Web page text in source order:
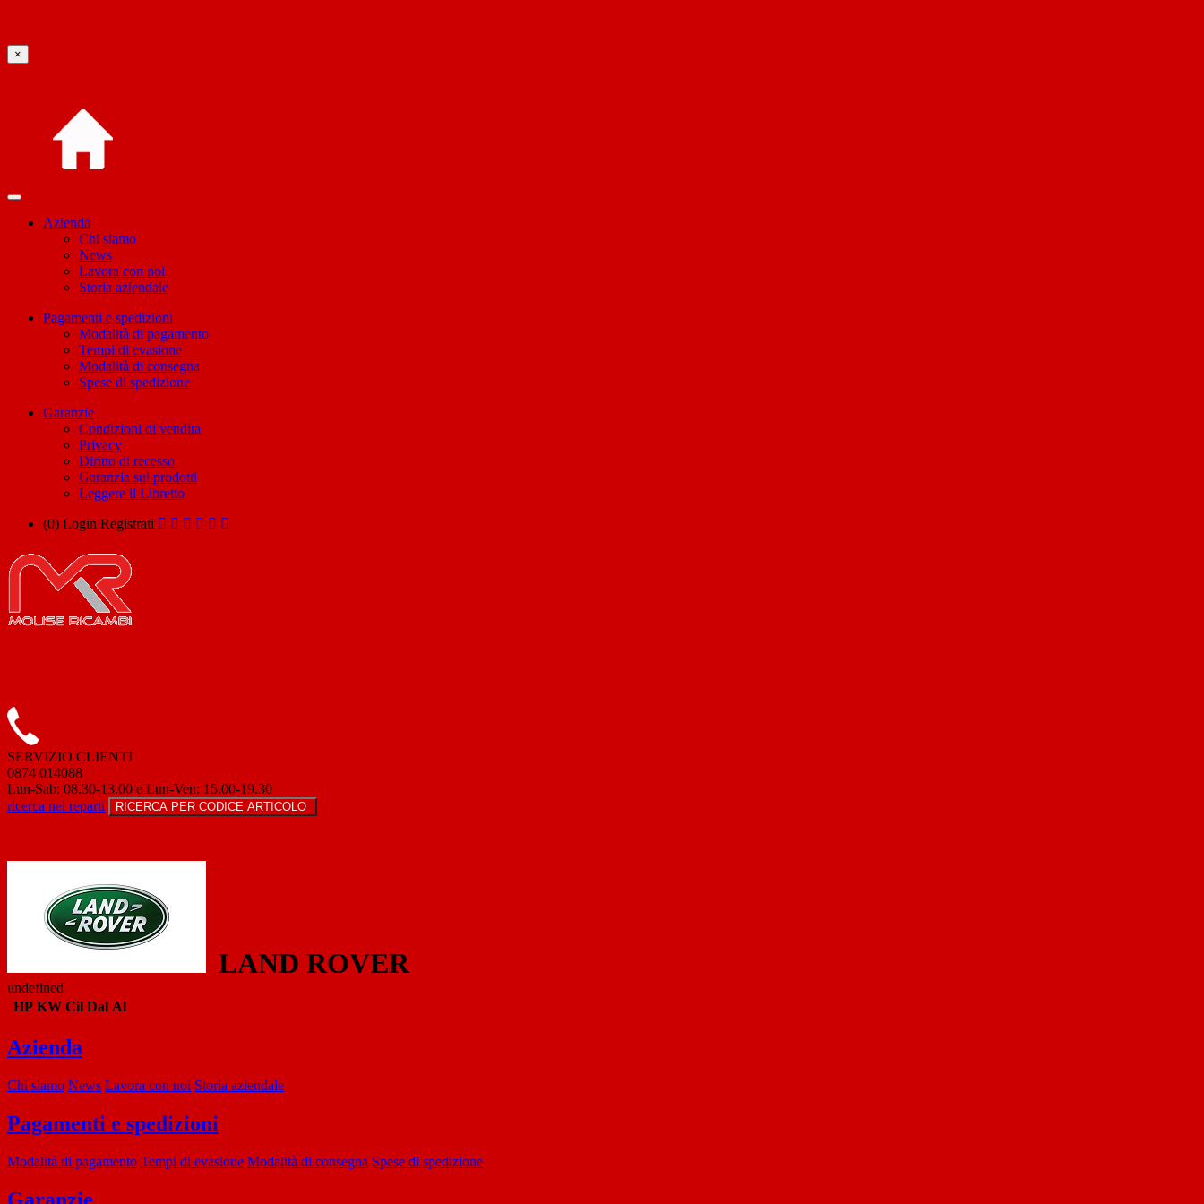
×
Azienda
Chi siamo
News
Lavora con noi
Storia aziendale
Pagamenti e spedizioni
Modalità di pagamento
Tempi di evasione
Modalità di consegna
Spese di spedizione
Garanzie
Condizioni di vendita
Privacy
Diritto di recesso
Garanzia sui prodotti
Leggere il Libretto
(0) Login Registrati
SERVIZIO CLIENTI
0874 014088
Lun-Sab: 08.30-13.00 e Lun-Ven: 15.00-19.30
ricerca nei reparti
RICERCA PER CODICE ARTICOLO
LAND ROVER
undefined
HP KW Cil Dal Al
Azienda
Chi siamo News Lavora con noi Storia aziendale
Pagamenti e spedizioni
Modalità di pagamento Tempi di evasione Modalità di consegna Spese di spedizione
Garanzie